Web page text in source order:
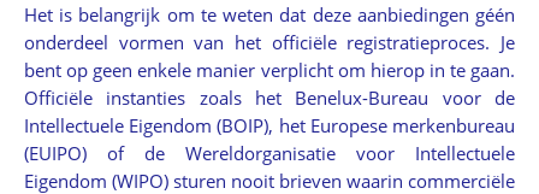
Het is belangrijk om te weten dat deze aanbiedingen géén
onderdeel vormen van het officiële registratieproces. Je
bent op geen enkele manier verplicht om hierop in te gaan.
Officiële instanties zoals het Benelux-Bureau voor de
Intellectuele Eigendom (BOIP), het Europese merkenbureau
(EUIPO) of de Wereldorganisatie voor Intellectuele
Eigendom (WIPO) sturen nooit brieven waarin commerciële